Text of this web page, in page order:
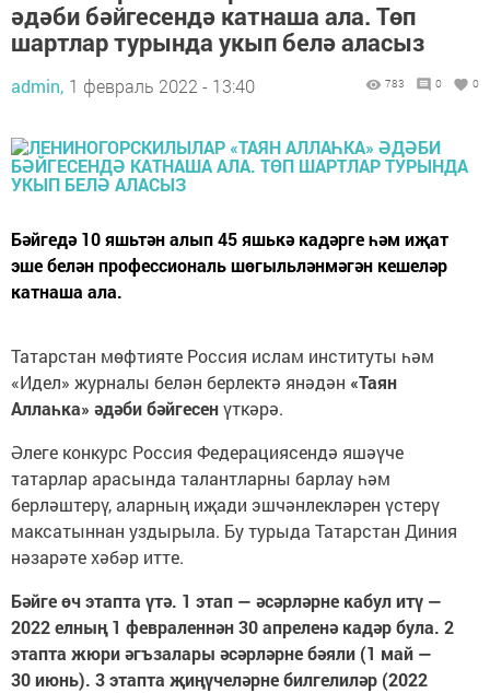
әдәби бәйгесендә катнаша ала. Төп
шартлар турында укып белә аласыз
admin, 1 февраль 2022 - 13:40 783 0 0
Бәйгедә 10 яшьтән алып 45 яшькә кадәрге һәм иҗат
эше белән профессиональ шөгыльләнмәгән кешеләр
катнаша ала.
Татарстан мөфтияте Россия ислам институты һәм
«Идел» журналы белән берлектә янәдән «Таян
Аллаһка» әдәби бәйгесенүткәрә.
Әлеге конкурс Россия Федерациясендә яшәүче
татарлар арасында талантларны барлау һәм
берләштерү, аларның иҗади эшчәнлекләрен үстерү
максатыннан уздырыла. Бу турыда Татарстан Диния
нәзарәте хәбәр итте.
Бәйге өч этапта үтә. 1 этап — әсәрләрне кабул итү —
2022 елның 1 февраленнән 30 апреленә кадәр була. 2
этапта жюри әгъзалары әсәрләрне бәяли (1 май —
30 июнь). 3 этапта җиңүчеләрне билгелиләр (2022